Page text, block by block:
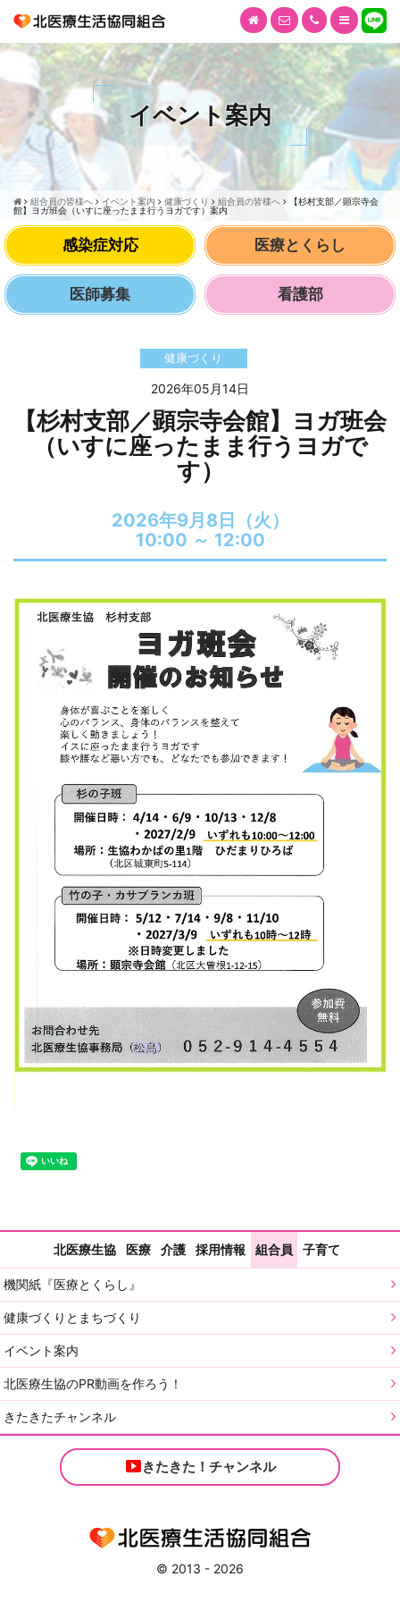
イベント案内
組合員の皆様へ イベント案内 健康づくり 組合員の皆様へ
【杉村支部／顕宗寺会
館】ヨガ班会（いすに座ったまま行うヨガです）案内
感染症対応 医療とくらし
医師募集 看護部
健康づくり
2026年05月14日
【杉村支部／顕宗寺会館】ヨガ班会
（いすに座ったまま行うヨガで
す）
2026年9月8日（火）
10:00 ～ 12:00
北医療生協 医療 介護 採用情報 組合員 子育て
機関紙『医療とくらし』
健康づくりとまちづくり
イベント案内
北医療生協のPR動画を作ろう！
きたきたチャンネル
きたきた！チャンネル
© 2013 - 2026